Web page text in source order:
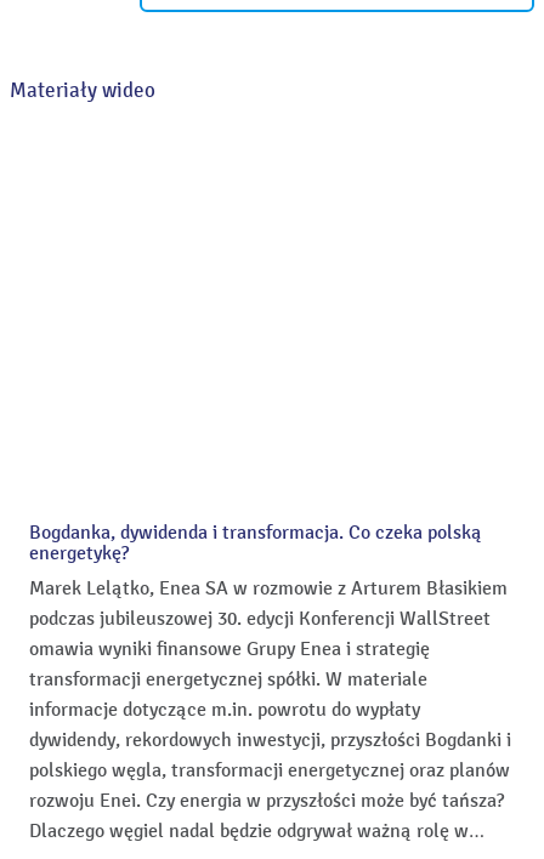
Materiały wideo
Bogdanka, dywidenda i transformacja. Co czeka polską
energetykę?
Marek Lelątko, Enea SA w rozmowie z Arturem Błasikiem
podczas jubileuszowej 30. edycji Konferencji WallStreet
omawia wyniki finansowe Grupy Enea i strategię
transformacji energetycznej spółki. W materiale
informacje dotyczące m.in. powrotu do wypłaty
dywidendy, rekordowych inwestycji, przyszłości Bogdanki i
polskiego węgla, transformacji energetycznej oraz planów
rozwoju Enei. Czy energia w przyszłości może być tańsza?
Dlaczego węgiel nadal będzie odgrywał ważną rolę w